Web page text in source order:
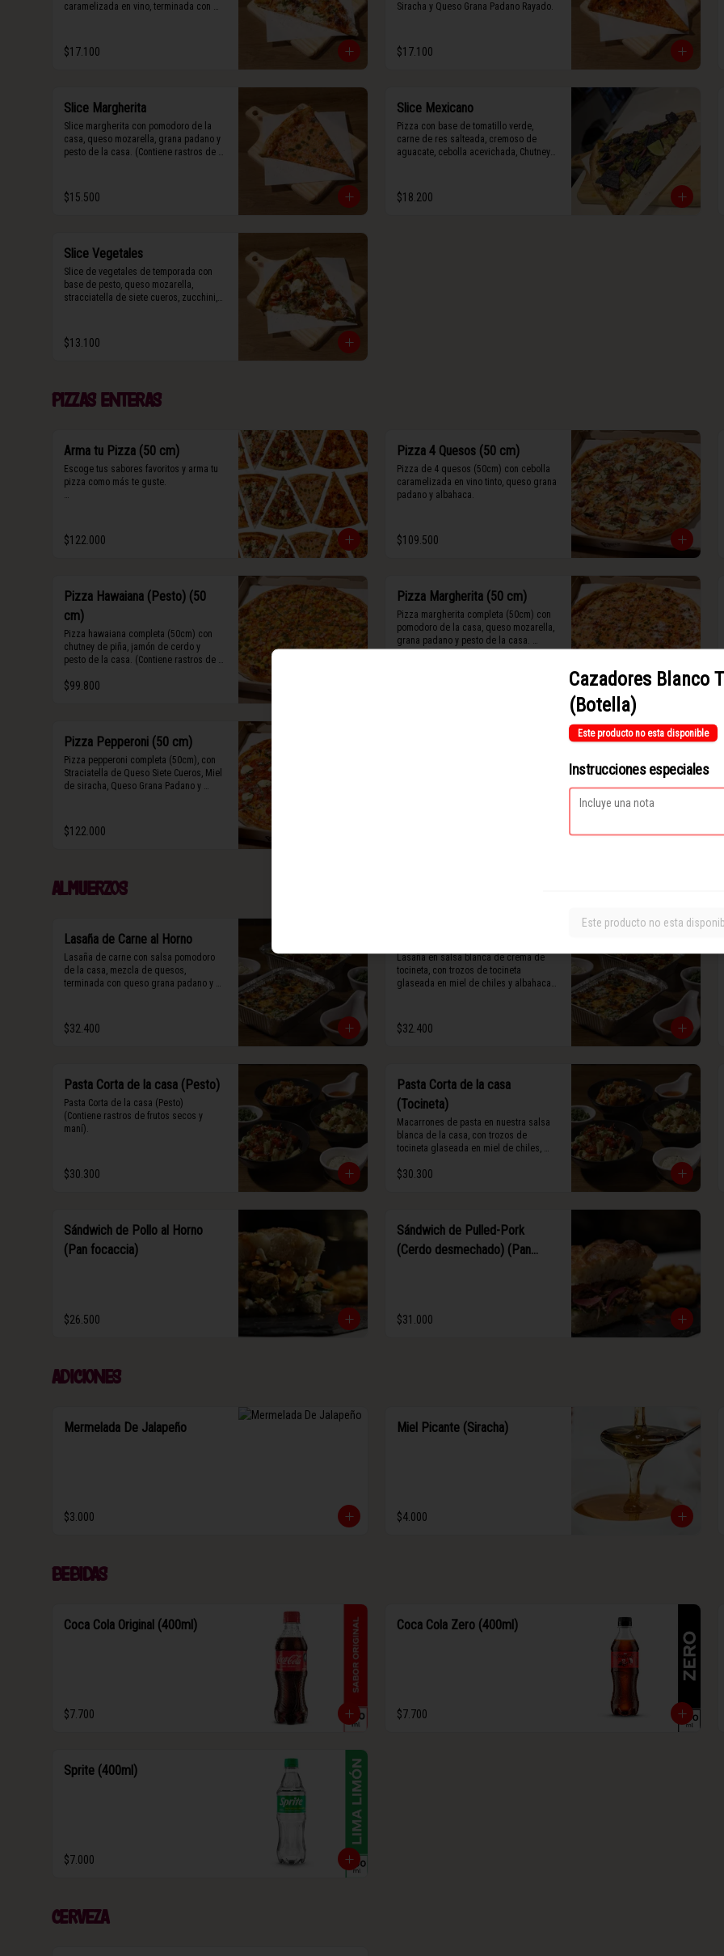
caramelizada en vino, terminada con
$17.100
Siracha y Queso Grana Padano Rayado.
$17.100
Slice Margherita
Slice margherita con pomodoro de la
casa, queso mozarella, grana padano y
pesto de la casa. (Contiene rastros de
$15.500
Slice Mexicano
Pizza con base de tomatillo verde,
carne de res salteada, cremoso de
aguacate, cebolla acevichada, Chutney
$18.200
Slice Vegetales
Slice de vegetales de temporada con
base de pesto, queso mozarella,
stracciatella de siete cueros, zucchini,
padano y albahaca fresca.
$13.100
Pizzas enteras
Arma tu Pizza (50 cm)
Escoge tus sabores favoritos y arma tu
pizza como más te guste.
frutos secos y maní.
$122.000
Pizza 4 Quesos (50 cm)
Pizza de 4 quesos (50cm) con cebolla
caramelizada en vino tinto, queso grana
padano y albahaca.
$109.500
Pizza Hawaiana (Pesto) (50
cm)
Pizza hawaiana completa (50cm) con
chutney de piña, jamón de cerdo y
pesto de la casa. (Contiene rastros de
$99.800
Pizza Margherita (50 cm)
Pizza margherita completa (50cm) con
pomodoro de la casa, queso mozarella,
grana padano y pesto de la casa.
Pizza Pepperoni (50 cm)
Pizza pepperoni completa (50cm), con
Straciatella de Queso Siete Cueros, Miel
de siracha, Queso Grana Padano y
$122.000
Almuerzos
Lasaña de Carne al Horno
Lasaña de carne con salsa pomodoro
de la casa, mezcla de quesos,
terminada con queso grana padano y
$32.400
Lasaña en salsa blanca de crema de
tocineta, con trozos de tocineta
glaseada en miel de chiles y albahaca
$32.400
Pasta Corta de la casa (Pesto)
Pasta Corta de la casa (Pesto)
(Contiene rastros de frutos secos y
maní).
$30.300
Pasta Corta de la casa
(Tocineta)
Macarrones de pasta en nuestra salsa
blanca de la casa, con trozos de
tocineta glaseada en miel de chiles,
$30.300
Sándwich de Pollo al Horno
(Pan focaccia)
$26.500
Sándwich de Pulled-Pork
(Cerdo desmechado) (Pan
$31.000
Adiciones
Mermelada De Jalapeño
$3.000
Miel Picante (Siracha)
$4.000
Bebidas
Coca Cola Original (400ml)
$7.700
Coca Cola Zero (400ml)
$7.700
Sprite (400ml)
$7.000
Cerveza
Cazadores Blanco
(Botella)
Este producto no esta disponible
Instrucciones especiales
Este producto no esta